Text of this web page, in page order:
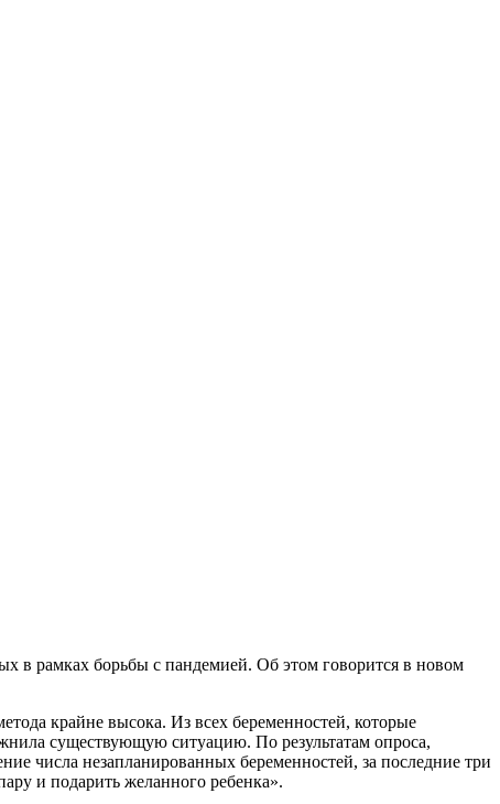
в рамках борьбы с пандемией. Об этом говорится в новом
крайне высока. Из всех беременностей, которые
существующую ситуацию. По результатам опроса,
числа незапланированных беременностей, за последние три
и подарить желанного ребенка».